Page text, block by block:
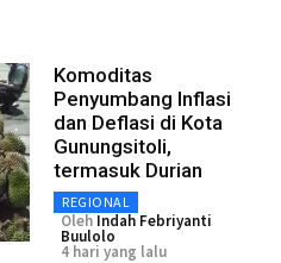
Komoditas
Penyumbang Inflasi
dan Deflasi di Kota
Gunungsitoli,
termasuk Durian
REGIONAL
Oleh Indah Febriyanti
Buulolo
4 hari yang lalu